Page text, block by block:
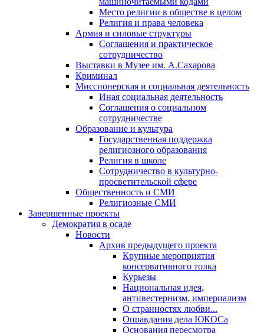
Место религии в обществе в целом
Религия и права человека
Армия и силовые структуры
Соглашения и практическое
сотрудничество
Выставки в Музее им. А.Сахарова
Криминал
Миссионерская и социальная деятельность
Иная социальная деятельность
Соглашения о социальном
сотрудничестве
Образование и культура
Государственная поддержка
религиозного образования
Религия в школе
Сотрудничество в культурно-
просветительской сфере
Общественность и СМИ
Религиозные СМИ
Завершенные проекты
Демократия в осаде
Новости
Архив предыдущего проекта
Крупные мероприятия
консервативного толка
Курьезы
Национальная идея,
антивестернизм, империализм
О странностях любви...
Оправдания дела ЮКОСа
Основания пересмотра